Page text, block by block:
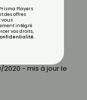
2020 - mis à jour le
Players
des offres
vous
intégré
vos droits,
.